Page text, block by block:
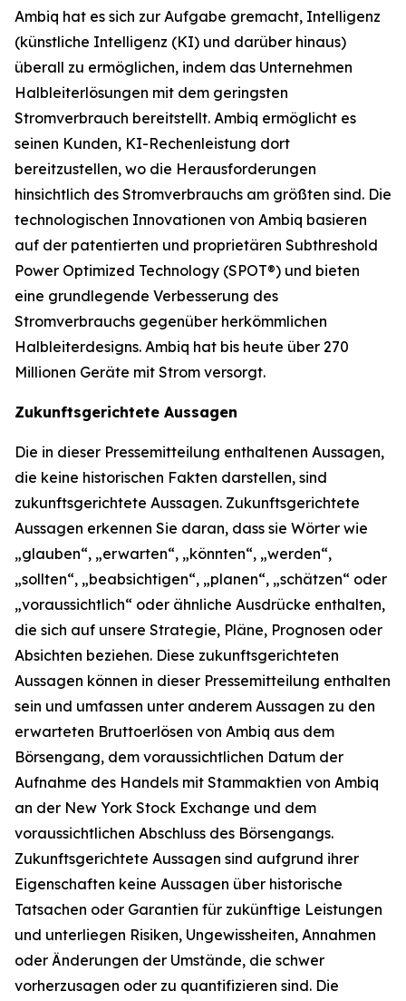
Ambiq hat es sich zur Aufgabe gremacht, Intelligenz
(künstliche Intelligenz (KI) und darüber hinaus)
überall zu ermöglichen, indem das Unternehmen
Halbleiterlösungen mit dem geringsten
Stromverbrauch bereitstellt. Ambiq ermöglicht es
seinen Kunden, KI-Rechenleistung dort
bereitzustellen, wo die Herausforderungen
hinsichtlich des Stromverbrauchs am größten sind. Die
technologischen Innovationen von Ambiq basieren
auf der patentierten und proprietären Subthreshold
Power Optimized Technology (SPOT®) und bieten
eine grundlegende Verbesserung des
Stromverbrauchs gegenüber herkömmlichen
Halbleiterdesigns. Ambiq hat bis heute über 270
Millionen Geräte mit Strom versorgt.
Zukunftsgerichtete Aussagen
Die in dieser Pressemitteilung enthaltenen Aussagen,
die keine historischen Fakten darstellen, sind
zukunftsgerichtete Aussagen. Zukunftsgerichtete
Aussagen erkennen Sie daran, dass sie Wörter wie
„glauben“, „erwarten“, „könnten“, „werden“,
„sollten“, „beabsichtigen“, „planen“, „schätzen“ oder
„voraussichtlich“ oder ähnliche Ausdrücke enthalten,
die sich auf unsere Strategie, Pläne, Prognosen oder
Absichten beziehen. Diese zukunftsgerichteten
Aussagen können in dieser Pressemitteilung enthalten
sein und umfassen unter anderem Aussagen zu den
erwarteten Bruttoerlösen von Ambiq aus dem
Börsengang, dem voraussichtlichen Datum der
Aufnahme des Handels mit Stammaktien von Ambiq
an der New York Stock Exchange und dem
voraussichtlichen Abschluss des Börsengangs.
Zukunftsgerichtete Aussagen sind aufgrund ihrer
Eigenschaften keine Aussagen über historische
Tatsachen oder Garantien für zukünftige Leistungen
und unterliegen Risiken, Ungewissheiten, Annahmen
oder Änderungen der Umstände, die schwer
vorherzusagen oder zu quantifizieren sind. Die